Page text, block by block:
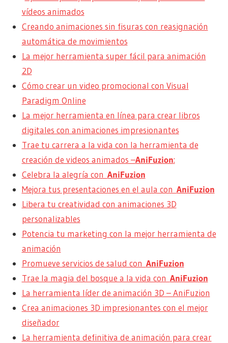
vídeos animados
Creando animaciones sin fisuras con reasignación
automática de movimientos
La mejor herramienta super fácil para animación
2D
Cómo crear un video promocional con Visual
Paradigm Online
La mejor herramienta en línea para crear libros
digitales con animaciones impresionantes
Trae tu carrera a la vida con la herramienta de
creación de videos animados –AniFuzion:
Celebra la alegría con AniFuzion
Mejora tus presentaciones en el aula con AniFuzion
Libera tu creatividad con animaciones 3D
personalizables
Potencia tu marketing con la mejor herramienta de
animación
Promueve servicios de salud con AniFuzion
Trae la magia del bosque a la vida con AniFuzion
La herramienta líder de animación 3D – AniFuzion
Crea animaciones 3D impresionantes con el mejor
diseñador
La herramienta definitiva de animación para crear